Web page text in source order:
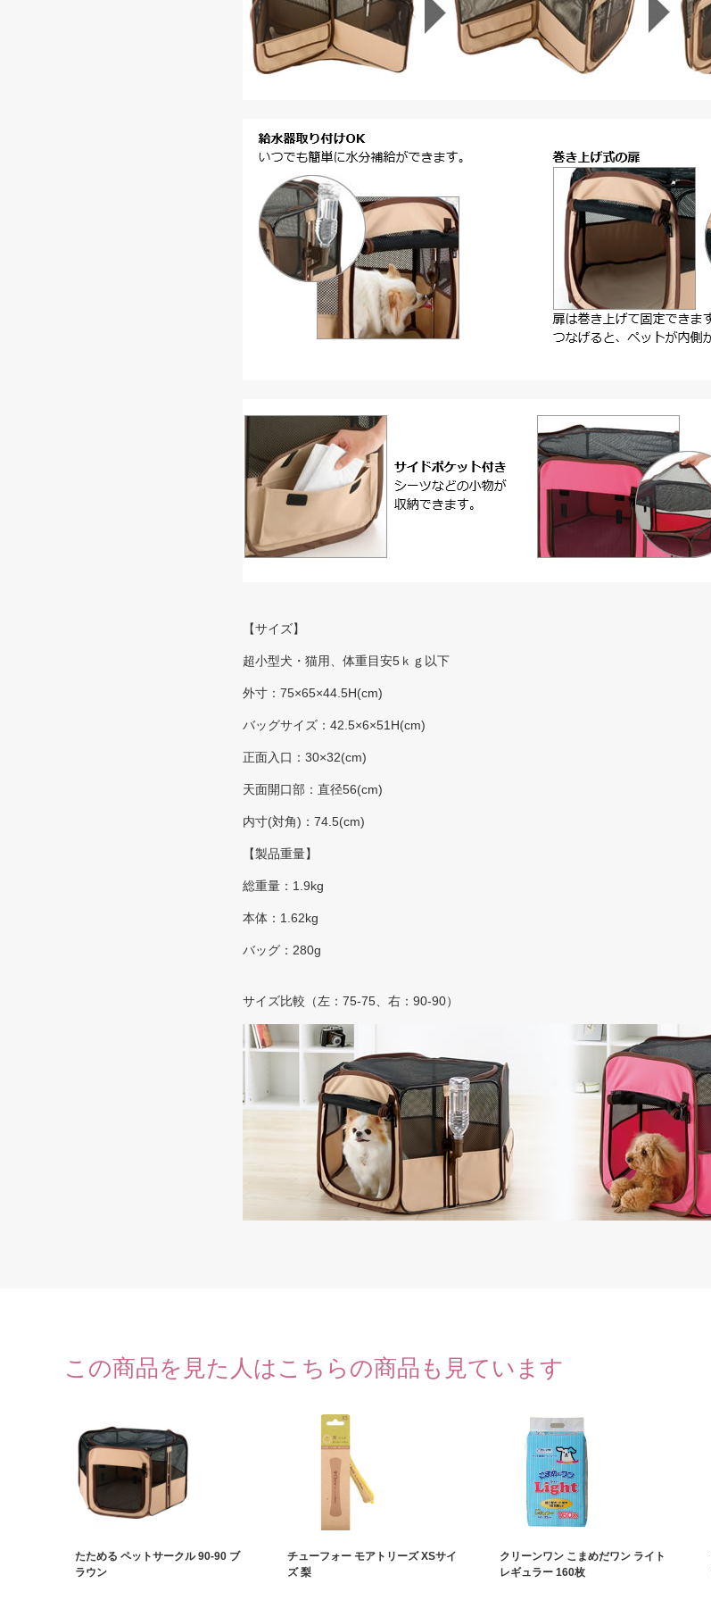
【サイズ】
超小型犬・猫用、体重目安5ｋｇ以下
外寸：75×65×44.5H(cm)
バッグサイズ：42.5×6×51H(cm)
正面入口：30×32(cm)
天面開口部：直径56(cm)
内寸(対角)：74.5(cm)
【製品重量】
総重量：1.9kg
本体：1.62kg
バッグ：280g
サイズ比較（左：75-75、右：90-90）
この商品を見た人はこちらの商品も見ています
たためる ペットサークル 90-90 ブ
ラウン
チューフォー モアトリーズ XSサイ
ズ 梨
クリーンワン こまめだワン ライト
レギュラー 160枚